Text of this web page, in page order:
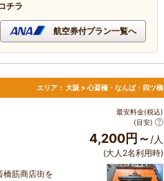
チラ
航空券付プラン一覧へ
エリア： 大阪 > 心斎橋・なんば・四ツ橋
橋筋商店街を
最安料金(税込)
(目安)
4,200円～ /人
(大人2名利用時)